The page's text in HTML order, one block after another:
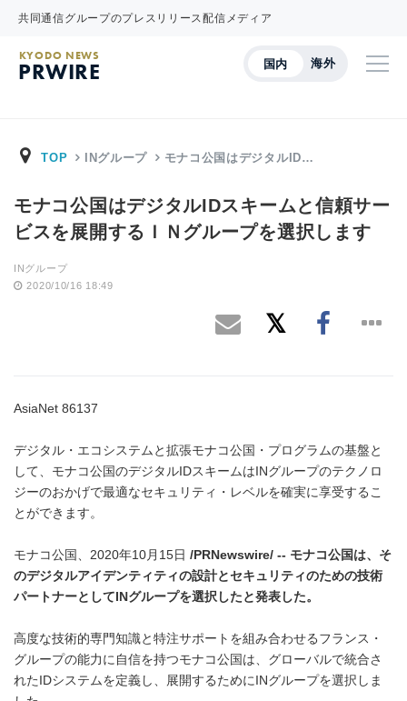
共同通信グループのプレスリリース配信メディア
国内 海外
KYODO NEWS
PRWIRE
TOP INグループ モナコ公国はデジタルID…
モナコ公国はデジタルIDスキームと信頼サー
ビスを展開するＩＮグループを選択します
INグループ
2020/10/16 18:49
AsiaNet 86137
デジタル・エコシステムと拡張モナコ公国・プログラムの基盤と
して、モナコ公国のデジタルIDスキームはINグループのテクノロ
ジーのおかげで最適なセキュリティ・レベルを確実に享受するこ
とができます。
モナコ公国、2020年10月15日 /PRNewswire/ -- モナコ公国は、そ
のデジタルアイデンティティの設計とセキュリティのための技術
パートナーとして IN グループを選択したと発表した。
高度な技術的専門知識と特注サポートを組み合わせるフランス・
グループの能力に自信を持つモナコ公国は、グローバルで統合さ
れたIDシステムを定義し、展開するためにINグループを選択しま